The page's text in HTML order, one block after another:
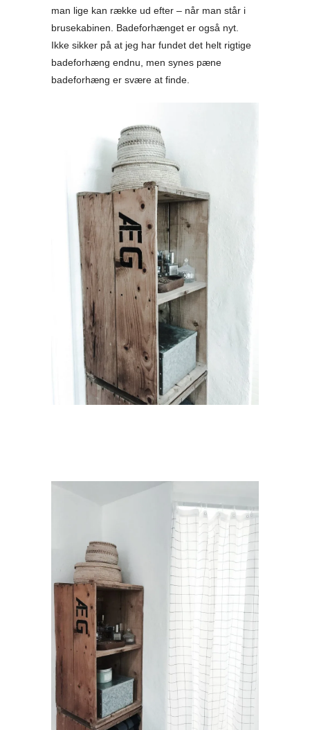
man lige kan række ud efter – når man står i
brusekabinen. Badeforhænget er også nyt.
Ikke sikker på at jeg har fundet det helt rigtige
badeforhæng endnu, men synes pæne
badeforhæng er svære at finde.